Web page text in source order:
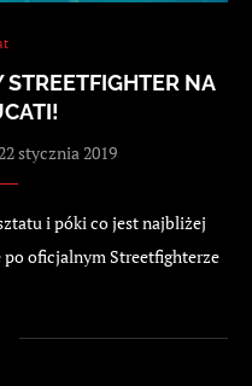
NA
stycznia 2019
i póki co jest najbliżej
po oficjalnym Streetfighterze